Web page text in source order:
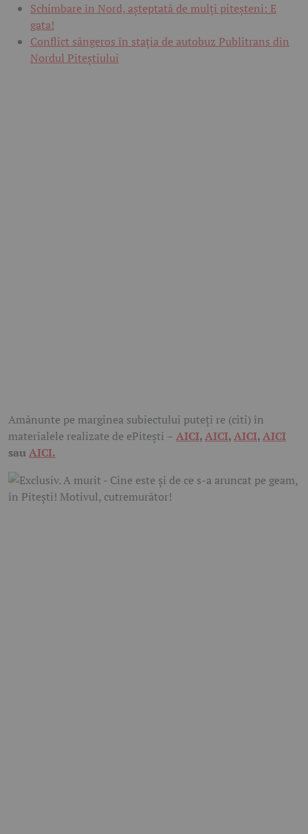
Schimbare în Nord, așteptată de mulți piteșteni: E
gata!
Conflict sângeros în stația de autobuz Publitrans din
Nordul Piteștiului
Amănunte pe marginea subiectului puteți re (citi) în
materialele realizate de ePitești – AICI,AICI,AICI,AICI
sauAICI.